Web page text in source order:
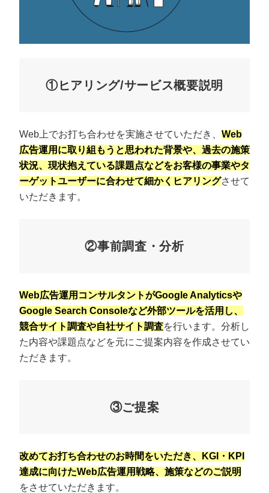
①ヒアリング/サービス概要説明
Web上でお打ち合わせを実施させていただき、 Web
広告運用に取り組もうと思われた背景や、過去の施策
状況、現状抱えている課題点などをお客様の事業やタ
ーゲットユーザーに合わせて細かくヒアリングさせて
いただきます。
②事前調査・分析
Web広告運用コンサルタントがGoogle Analyticsや
Google Search Consoleなど外部ツールを活用し、
競合サイト調査や自社サイト調査を行います。分析し
た内容や課題点などを元にご提案内容を作成させてい
ただきます。
③ご提案
改めてお打ち合わせのお時間をいただき、KGI・KPI
達成に向けたWeb広告運用戦略、施策などのご説明
をさせていただきます。